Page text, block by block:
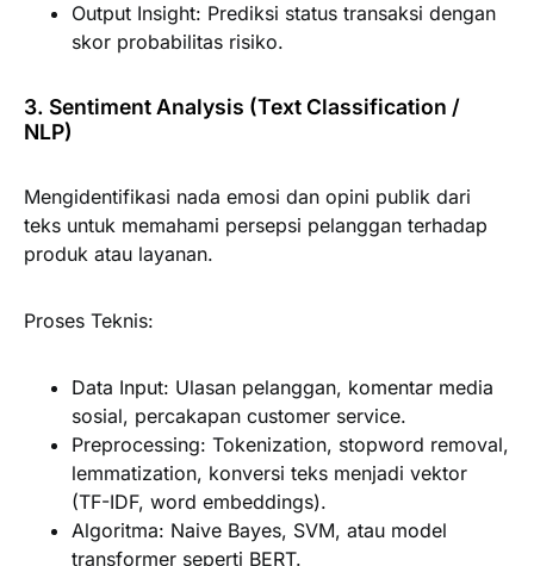
Output Insight: Prediksi status transaksi dengan
skor probabilitas risiko.
3. Sentiment Analysis (Text Classification /
NLP)
Mengidentifikasi nada emosi dan opini publik dari
teks untuk memahami persepsi pelanggan terhadap
produk atau layanan.
Proses Teknis:
Data Input: Ulasan pelanggan, komentar media
sosial, percakapan customer service.
Preprocessing: Tokenization, stopword removal,
lemmatization, konversi teks menjadi vektor
(TF-IDF, word embeddings).
Algoritma: Naive Bayes, SVM, atau model
transformer seperti BERT.